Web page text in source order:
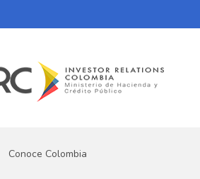
Conoce Colombia